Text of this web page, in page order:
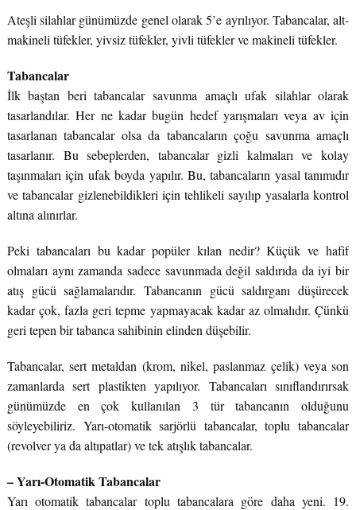
Ateşli silahlar günümüzde genel olarak 5’e ayrılıyor. Tabancalar, alt-
makineli tüfekler, yivsiz tüfekler, yivli tüfekler ve makineli tüfekler.
Tabancalar
İlk baştan beri tabancalar savunma amaçlı ufak silahlar olarak
tasarlandılar. Her ne kadar bugün hedef yarışmaları veya av için
tasarlanan tabancalar olsa da tabancaların çoğu savunma amaçlı
tasarlanır. Bu sebeplerden, tabancalar gizli kalmaları ve kolay
taşınmaları için ufak boyda yapılır. Bu, tabancaların yasal tanımıdır
ve tabancalar gizlenebildikleri için tehlikeli sayılıp yasalarla kontrol
altına alınırlar.
Peki tabancaları bu kadar popüler kılan nedir? Küçük ve hafif
olmaları aynı zamanda sadece savunmada değil saldırıda da iyi bir
atış gücü sağlamalarıdır. Tabancanın gücü saldırganı düşürecek
kadar çok, fazla geri tepme yapmayacak kadar az olmalıdır. Çünkü
geri tepen bir tabanca sahibinin elinden düşebilir.
Tabancalar, sert metaldan (krom, nikel, paslanmaz çelik) veya son
zamanlarda sert plastikten yapılıyor. Tabancaları sınıflandırırsak
günümüzde en çok kullanılan 3 tür tabancanın olduğunu
söyleyebiliriz. Yarı-otomatik sarjörlü tabancalar, toplu tabancalar
(revolver ya da altıpatlar) ve tek atışlık tabancalar.
– Yarı-Otomatik Tabancalar
Yarı otomatik tabancalar toplu tabancalara göre daha yeni. 19.